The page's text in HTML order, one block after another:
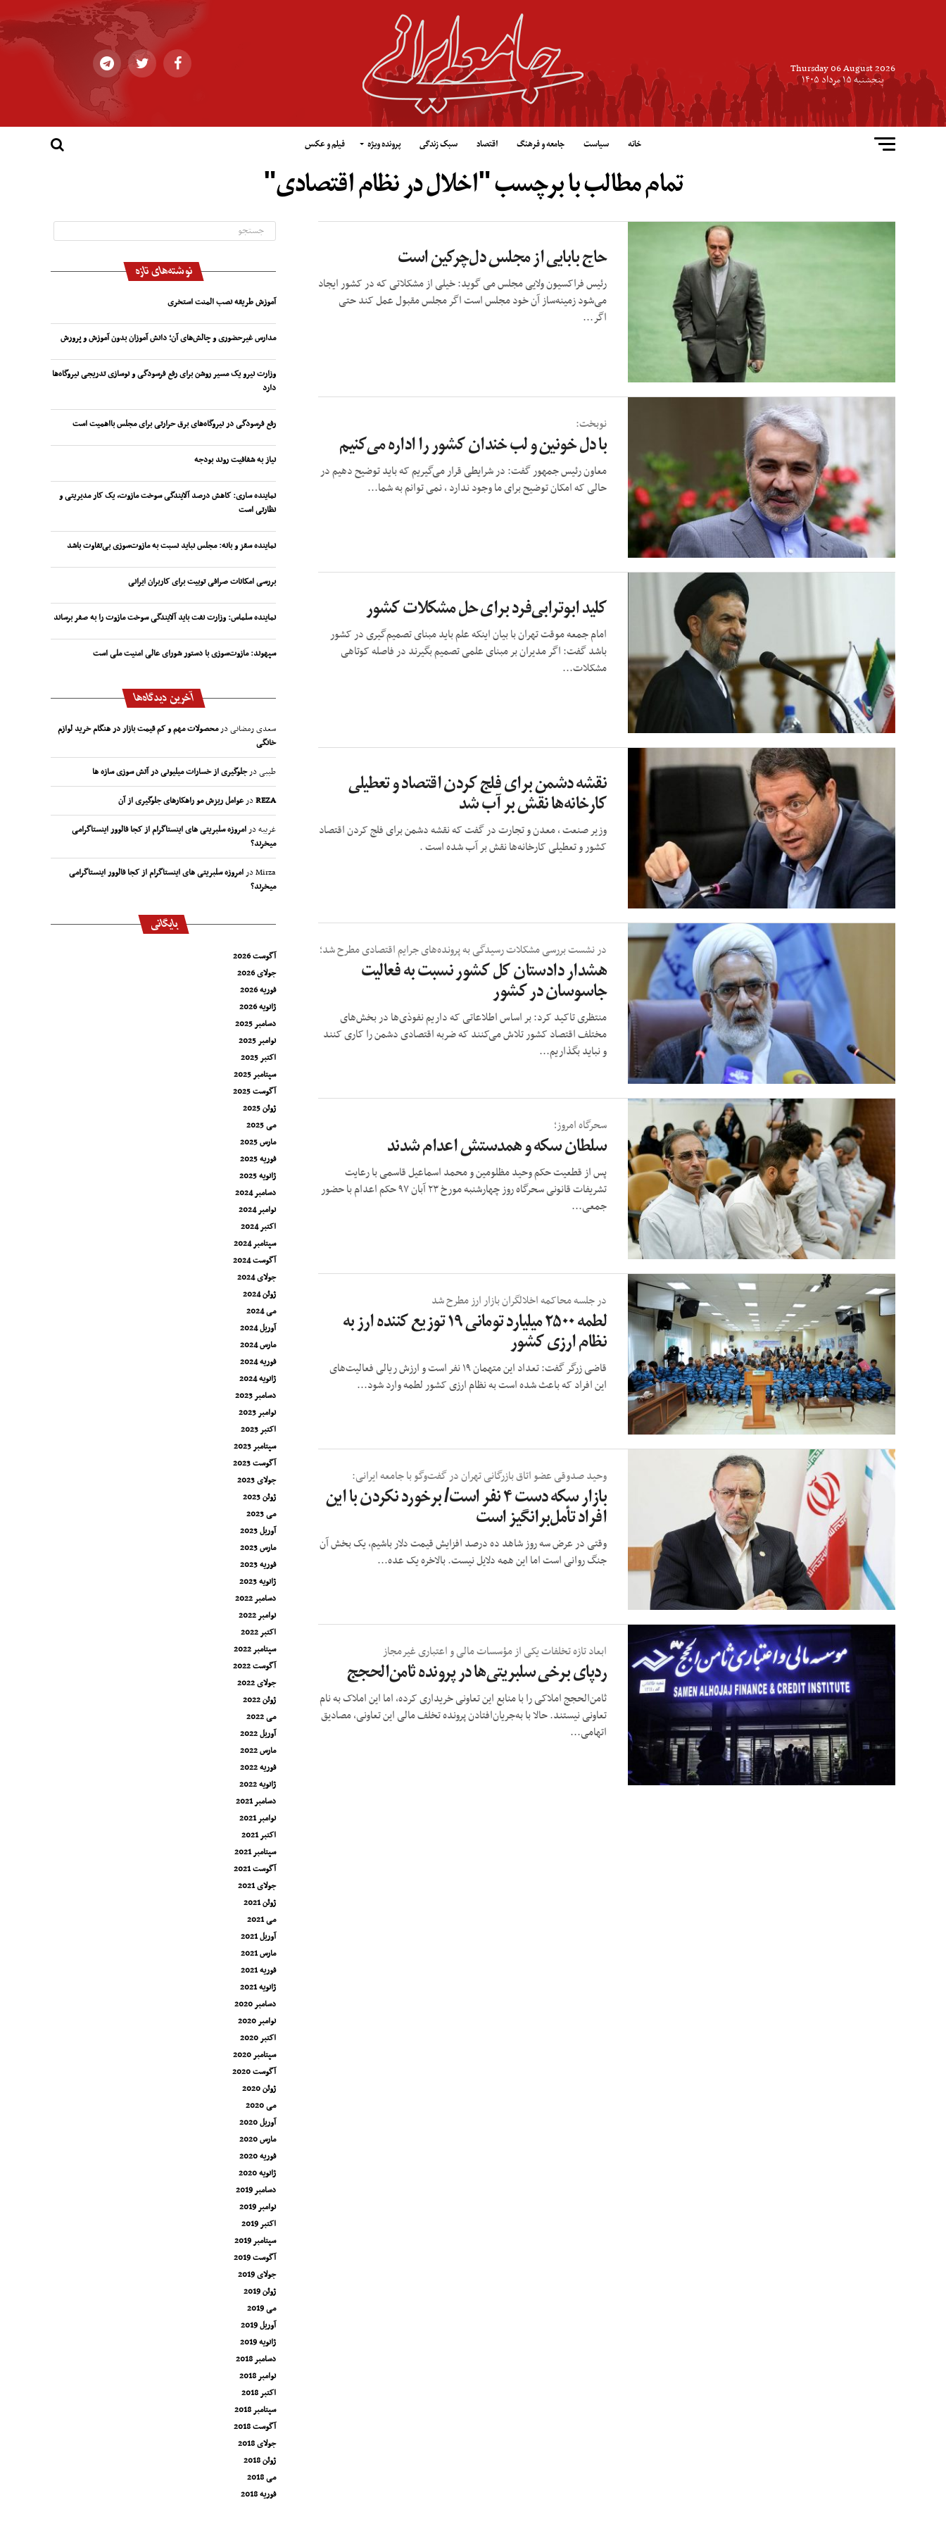
Thursday 06 August 2026
پنجشنبه ۱۵ مرداد ۱۴۰۵
خانه سیاست جامعه و فرهنگ اقتصاد سبک زندگی پرونده ویژه فیلم و عکس
تمام مطالب با برچسب "اخلال در نظام اقتصادی"
حاج بابایی از مجلس دل‌چرکین است
رئیس فراکسیون ولایی مجلس می گوید: خیلی از مشکلاتی که در کشور ایجاد
می‌شود زمینه‌ساز آن خود مجلس است اگر مجلس مقبول عمل کند حتی
اگر...
نوبخت:
با دل خونین و لب خندان کشور را اداره می‌کنیم
معاون رئیس جمهور گفت: در شرایطی قرار می‌گیریم که باید توضیح دهیم در
حالی که امکان توضیح برای ما وجود ندارد ، نمی توانم به شما...
کلید ابوترابی‌فرد برای حل مشکلات کشور
امام جمعه موقت تهران با بیان اینکه علم باید مبنای تصمیم‌گیری در کشور
باشد گفت: اگر مدیران بر مبنای علمی تصمیم بگیرند در فاصله کوتاهی
مشکلات...
نقشه دشمن برای فلج کردن اقتصاد و تعطیلی
کارخانه‌ها نقش بر آب شد
وزیر صنعت ، معدن و تجارت در گفت که نقشه دشمن برای فلج کردن اقتصاد
کشور و تعطیلی کارخانه‌ها نقش بر آب شده است .
در نشست بررسی مشکلات رسیدگی به پرونده‌های جرایم اقتصادی مطرح شد؛
هشدار دادستان کل کشور نسبت به فعالیت
جاسوسان در کشور
منتظری تاکید کرد: بر اساس اطلاعاتی که داریم نفوذی‌ها در بخش‌های
مختلف اقتصاد کشور تلاش می‌کنند که ضربه اقتصادی دشمن را کاری کنند
و نباید بگذاریم...
سحرگاه امروز؛
سلطان سکه و همدستش اعدام شدند
پس از قطعیت حکم وحید مظلومین و محمد اسماعیل قاسمی با رعایت
تشریفات قانونی سحرگاه روز چهارشنبه مورخ ۲۳ آبان ۹۷ حکم اعدام با حضور
جمعی...
در جلسه محاکمه اخلالگران بازار ارز مطرح شد
لطمه ۲۵۰۰ میلیارد تومانی ۱۹ توزیع کننده ارز به
نظام ارزی کشور
قاضی زرگر گفت: تعداد این متهمان ۱۹ نفر است و ارزش ریالی فعالیت‌های
این افراد که باعث شده است به نظام ارزی کشور لطمه وارد شود...
وحید صدوقی عضو اتاق بازرگانی تهران در گفت‌وگو با جامعه ایرانی:
بازار سکه دست ۴ نفر است/ برخورد نکردن با این
افراد تأمل‌برانگیز است
وقتی در عرض سه روز شاهد ده درصد افزایش قیمت دلار باشیم، یک بخش آن
جنگ روانی است اما این همه دلایل نیست. بالاخره یک عده...
ابعاد تازه تخلفات یکی از مؤسسات مالی و اعتباری غیرمجاز
ردپای برخی سلبریتی‌ها در پرونده ثامن‌الحجج
ثامن‌الحجج املاکی را با منابع این تعاونی خریداری کرده، اما این املاک به نام
تعاونی نیستند. حالا با به‌جریان‌افتادن پرونده تخلف مالی این تعاونی، مصادیق
اتهامی...
نوشته‌های تازه
آموزش طریقه نصب المنت استخری
مدارس غیرحضوری و چالش‌های آن؛ دانش آموزان بدون آموزش و پرورش
وزارت نیرو یک مسیر روشن برای رفع فرسودگی و نوسازی تدریجی نیروگاه‌ها
دارد
رفع فرسودگی در نیروگاه‌های برق حرارتی برای مجلس بااهمیت است
نیاز به شفافیت روند بودجه
نماینده ساری: کاهش درصد آلایندگی سوخت مازوت، یک کار مدیریتی و
نظارتی است
نماینده سقز و بانه: مجلس نباید نسبت به مازوت‌سوزی بی‌تفاوت باشد
بررسی امکانات صرافی توبیت برای کاربران ایرانی
نماینده سلماس: وزارت نفت باید آلایندگی سوخت مازوت را به صفر برساند
سپهوند:‌ مازوت‌سوزی با دستور شورای عالی امنیت ملی است
آخرین دیدگاه‌ها
سعدی رمضانیدرمحصولات مهم و کم قیمت بازار در هنگام خرید لوازم
خانگی
طیبیدرجلوگیری از خسارات میلیونی در آتش سوزی سازه ها
REZAدرعوامل ریزش مو راهکارهای جلوگیری از آن
غریبهدرامروزه سلبریتی های اینستاگرام از کجا فالوور اینستاگرامی
میخرند؟
Mirzaدرامروزه سلبریتی های اینستاگرام از کجا فالوور اینستاگرامی
میخرند؟
بایگانی
آگوست 2026
جولای 2026
فوریه 2026
ژانویه 2026
دسامبر 2025
نوامبر 2025
اکتبر 2025
سپتامبر 2025
آگوست 2025
ژوئن 2025
می 2025
مارس 2025
فوریه 2025
ژانویه 2025
دسامبر 2024
نوامبر 2024
اکتبر 2024
سپتامبر 2024
آگوست 2024
جولای 2024
ژوئن 2024
می 2024
آوریل 2024
مارس 2024
فوریه 2024
ژانویه 2024
دسامبر 2023
نوامبر 2023
اکتبر 2023
سپتامبر 2023
آگوست 2023
جولای 2023
ژوئن 2023
می 2023
آوریل 2023
مارس 2023
فوریه 2023
ژانویه 2023
دسامبر 2022
نوامبر 2022
اکتبر 2022
سپتامبر 2022
آگوست 2022
جولای 2022
ژوئن 2022
می 2022
آوریل 2022
مارس 2022
فوریه 2022
ژانویه 2022
دسامبر 2021
نوامبر 2021
اکتبر 2021
سپتامبر 2021
آگوست 2021
جولای 2021
ژوئن 2021
می 2021
آوریل 2021
مارس 2021
فوریه 2021
ژانویه 2021
دسامبر 2020
نوامبر 2020
اکتبر 2020
سپتامبر 2020
آگوست 2020
ژوئن 2020
می 2020
آوریل 2020
مارس 2020
فوریه 2020
ژانویه 2020
دسامبر 2019
نوامبر 2019
اکتبر 2019
سپتامبر 2019
آگوست 2019
جولای 2019
ژوئن 2019
می 2019
آوریل 2019
ژانویه 2019
دسامبر 2018
نوامبر 2018
اکتبر 2018
سپتامبر 2018
آگوست 2018
جولای 2018
ژوئن 2018
می 2018
فوریه 2018